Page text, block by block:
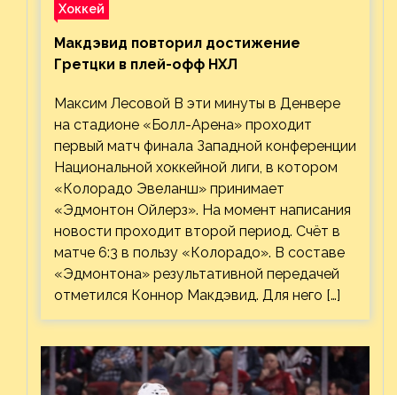
Хоккей
Макдэвид повторил достижение
Гретцки в плей-офф НХЛ
Максим Лесовой В эти минуты в Денвере
на стадионе «Болл-Арена» проходит
первый матч финала Западной конференции
Национальной хоккейной лиги, в котором
«Колорадо Эвеланш» принимает
«Эдмонтон Ойлерз». На момент написания
новости проходит второй период. Счёт в
матче 6:3 в пользу «Колорадо». В составе
«Эдмонтона» результативной передачей
отметился Коннор Макдэвид. Для него […]